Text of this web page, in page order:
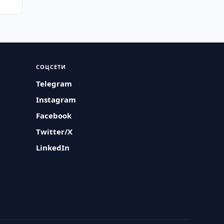
СОЦСЕТИ
Telegram
Instagram
Facebook
Twitter/X
LinkedIn